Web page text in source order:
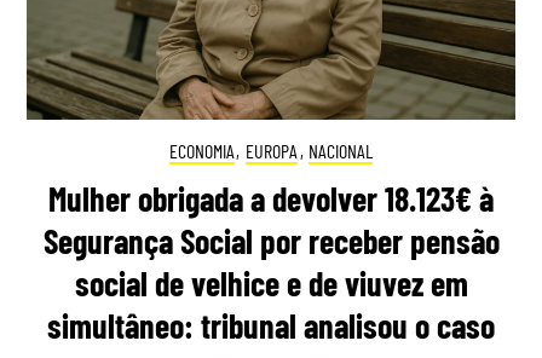
ECONOMIA, EUROPA , NACIONAL
Mulher obrigada a devolver 18.123€ à
Segurança Social por receber pensão
social de velhice e de viuvez em
simultâneo: tribunal analisou o caso